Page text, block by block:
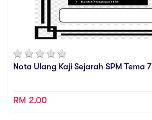
Nota Ulang Kaji Sejarah SPM Tema 7
RM 2.00